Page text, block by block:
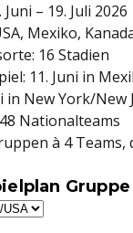
– 19. Juli 2026
Mexiko,
16 Stadien
11. Juni in
in New York/New
Nationalteams
à 4 Teams,
Gruppe